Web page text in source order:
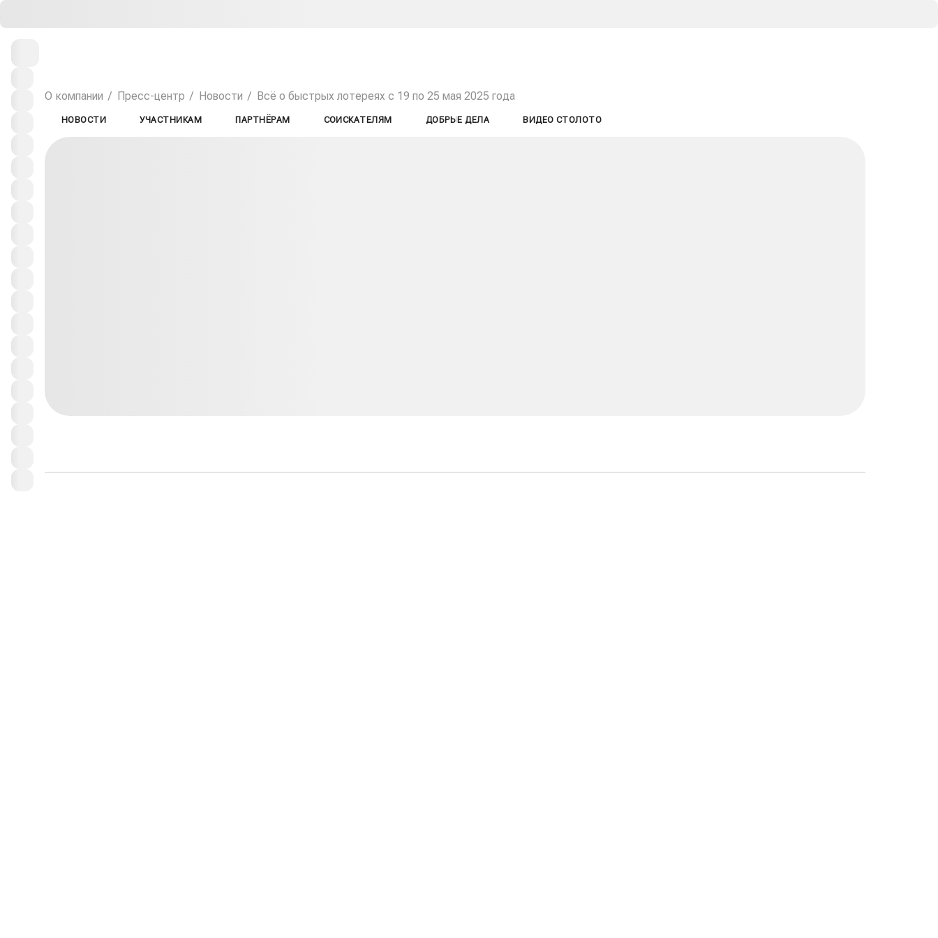
О компании Пресс-центр Новости Всё о быстрых лотереях с 19 по 25 мая 2025 года
НОВОСТИ УЧАСТНИКАМ ПАРТНЁРАМ СОИСКАТЕЛЯМ ДОБРЫЕ ДЕЛА ВИДЕО СТОЛОТО